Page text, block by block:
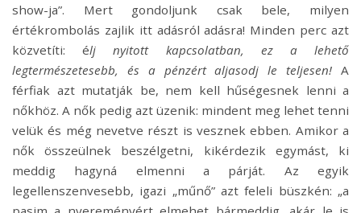
show-ja”. Mert gondoljunk csak bele, milyen
értékrombolás zajlik itt adásról adásra! Minden perc azt
közvetíti: élj nyitott kapcsolatban, ez a lehető
legtermészetesebb, és a pénzért aljasodj le teljesen! A
férfiak azt mutatják be, nem kell hűségesnek lenni a
nőkhöz. A nők pedig azt üzenik: mindent meg lehet tenni
velük és még nevetve részt is vesznek ebben. Amikor a
nők összeülnek beszélgetni, kikérdezik egymást, ki
meddig hagyná elmenni a párját. Az egyik
legellenszenvesebb, igazi „műnő” azt feleli büszkén: „a